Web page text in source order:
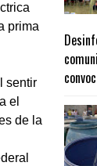
prima
sentir
el
de la